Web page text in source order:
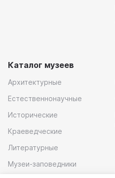
Каталог музеев
Архитектурные
Естественнонаучные
Исторические
Краеведческие
Литературные
Музеи-заповедники